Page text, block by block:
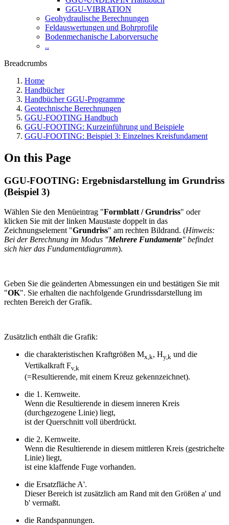
GGU-VIBRATION
Geohydraulische Berechnungen
Feldauswertungen und Bohrprofile
Bodenmechanische Laborversuche
..
Breadcrumbs
Home
Handbücher
Handbücher GGU-Programme
Geotechnische Berechnungen
GGU-FOOTING Handbuch
GGU-FOOTING: Kurzeinführung und Beispiele
GGU-FOOTING: Beispiel 3: Einzelnes Kreisfundament
On this Page
GGU-FOOTING: Ergebnisdarstellung im Grundriss
(Beispiel 3)
Wählen Sie den Menüeintrag "Formblatt / Grundriss" oder
klicken Sie mit der linken Maustaste doppelt in das
Zeichnungselement "Grundriss" am rechten Bildrand. (Hinweis:
Bei der Berechnung im Modus "Mehrere Fundamente" befindet
sich hier das Fundamentdiagramm).
Geben Sie die geänderten Abmessungen ein und bestätigen Sie mit
"OK". Sie erhalten die nachfolgende Grundrissdarstellung im
rechten Bereich der Grafik.
Zusätzlich enthält die Grafik:
die charakteristischen Kraftgrößen Mx,k, Hy,k und die
Vertikalkraft Fv,k
(=Resultierende, mit einem Kreuz gekennzeichnet).
die 1. Kernweite.
Wenn die Resultierende in diesem inneren Kreis
(durchgezogene Linie) liegt,
ist der Querschnitt voll überdrückt.
die 2. Kernweite.
Wenn die Resultierende in diesem mittleren Kreis (gestrichelte
Linie) liegt,
ist eine klaffende Fuge vorhanden.
die Ersatzfläche A'.
Dieser Bereich ist zusätzlich am Rand mit den Größen a' und
b' vermaßt.
die Randspannungen.